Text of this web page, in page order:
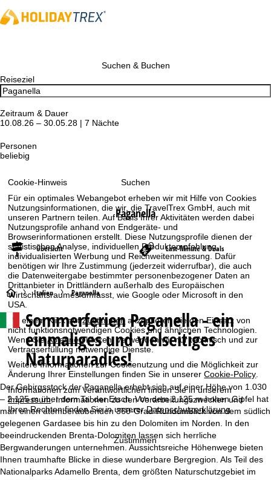
Cookie-Hinweis
Für ein optimales Webangebot erheben wir mit Hilfe von Cookies
Nutzungsinformationen, die wir, die TravelTrex GmbH, auch mit
unseren Partnern teilen. Auf Basis Ihrer Aktivitäten werden dabei
Nutzungsprofile anhand von Endgeräte- und
Browserinformationen erstellt. Diese Nutzungsprofile dienen der
statistischen Analyse, individuellen Produktempfehlung,
individualisierten Werbung und Reichweitenmessung. Dafür
benötigen wir Ihre Zustimmung (jederzeit widerrufbar), die auch
die Datenweitergabe bestimmter personenbezogener Daten an
Drittanbieter in Drittländern außerhalb des Europäischen
Wirtschaftsraumes umfasst, wie Google oder Microsoft in den
USA.
Mit einem Klick aufZustimmen akzeptieren Sie den Einsatz von
nicht funktionsnotwendigen Cookies und ähnlichen Technologien.
Wenn SieAblehnenklicken, verwenden wir nur technisch und zur
Vertragserfüllung notwendige Dienste.
Weitere Informationen zur Cookienutzung und die Möglichkeit zur
Änderung Ihrer Einstellungen finden Sie in unsererCookie-Policy
Informationen zum Verantwortlichen finden Sie in unserem
Impressum. Informationen zu den Verarbeitungszwecken und
Ihren Rechten finden Sie in unsererDatenschutzerklärung.
Zustimmen
Suchen & Buchen
Reiseziel
Zeitraum & Dauer
10.08.26 – 30.05.28 | 7 Nächte
Personen
beliebig
Suchen
Paganella
Übersicht Last-Minute & Deals
S
a
r
t
s
e
i
Italien Paganella
Sommerferien Paganella - ein
einmaliges und vielseitiges
Naturparadies!
Der Gebirgsstock der Paganella erhebt sich auf einer Höhe von 1.030
– 2.125 m über dem Tal der Etsch. Von dem 2.125 m hohen Gipfel hat
man einen atemberaubenden 360-Grad-Rundumblick von dem südlich
gelegenen Gardasee bis hin zu den Dolomiten im Norden. In den
beeindruckenden Brenta-Dolomiten lassen sich herrliche
Bergwanderungen unternehmen. Aussichtsreiche Höhenwege bieten
Ihnen traumhafte Blicke in diese wunderbare Bergregion. Als Teil des
Nationalparks Adamello Brenta, dem größten Naturschutzgebiet im